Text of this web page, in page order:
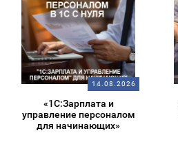
14.08.2026
«1С:Зарплата и
управление персоналом
для начинающих»